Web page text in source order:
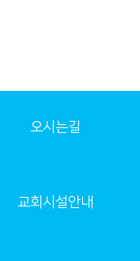
오시는길
교회시설안내